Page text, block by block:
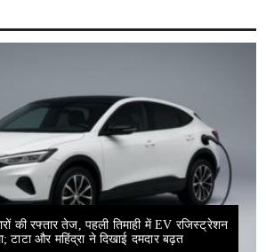
की रफ्तार तेज, पहली तिमाही में EV रजिस्ट्रेशन
टाटा और महिंद्रा ने दिखाई दमदार बढ़त